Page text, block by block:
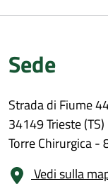
Sede
Strada di Fiume
34149 Trieste (TS)
Torre Chirurgica -
Vedi sulla